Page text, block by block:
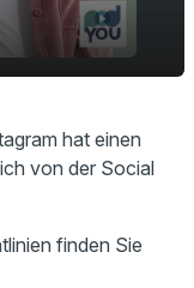
01:25
hat einen
von der Social
finden Sie